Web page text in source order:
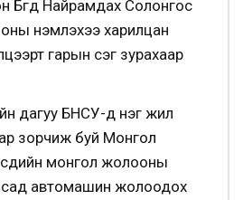
Бүгд Найрамдах Солонгос
үнэмлэхээ харилцан
гарын үсэг зурахаар
дагуу БНСУ-д нэг жил
зорчиж буй Монгол
монгол жолооны
автомашин жолоодох